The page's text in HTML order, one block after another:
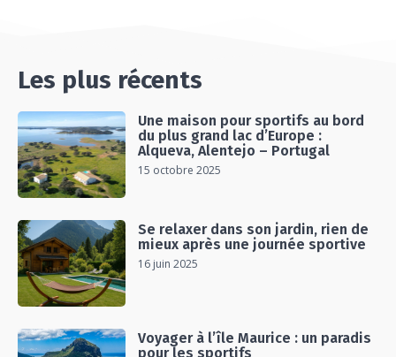
Les plus récents
Une maison pour sportifs au bord
du plus grand lac d’Europe :
Alqueva, Alentejo – Portugal
15 octobre 2025
Se relaxer dans son jardin, rien de
mieux après une journée sportive
16 juin 2025
Voyager à l’île Maurice : un paradis
pour les sportifs